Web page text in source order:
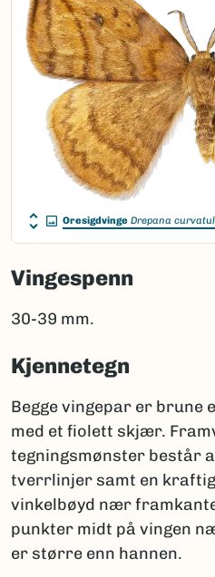
Oresigdvinge Drepana
Vingespenn
30-39 mm.
Kjennetegn
Begge vingepar er brune
med et fiolett skjær.
tegningsmønster består
tverrlinjer samt en
vinkelbøyd nær
punkter midt på vingen
er større enn hannen.